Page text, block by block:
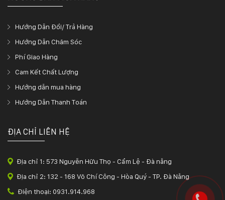
Hướng Dẫn Đổi/ Trả Hàng
Hướng Dẫn Chăm Sóc
Phí Giao Hàng
Cam Kết Chất Lượng
Hướng dẫn mua hàng
Hướng Dẫn Thanh Toán
ĐỊA CHỈ LIÊN HỆ
Địa chỉ 1: 573 Nguyễn Hữu Thọ - Cẩm Lệ - Đà nẵng
Địa chỉ 2: 132 - 168 Võ Chí Công - Hòa Quý - TP. Đà Nẵng
Điện thoại: 0931.914.968